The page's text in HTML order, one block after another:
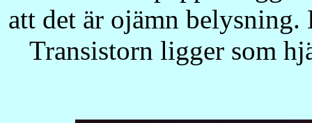
att det är ojämn
Transistorn ligger som